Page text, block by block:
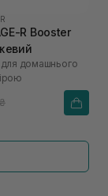
R Booster
для домашнього